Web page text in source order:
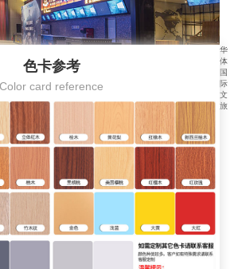
色卡参考
Color card reference
华
体
国
际
文
旅